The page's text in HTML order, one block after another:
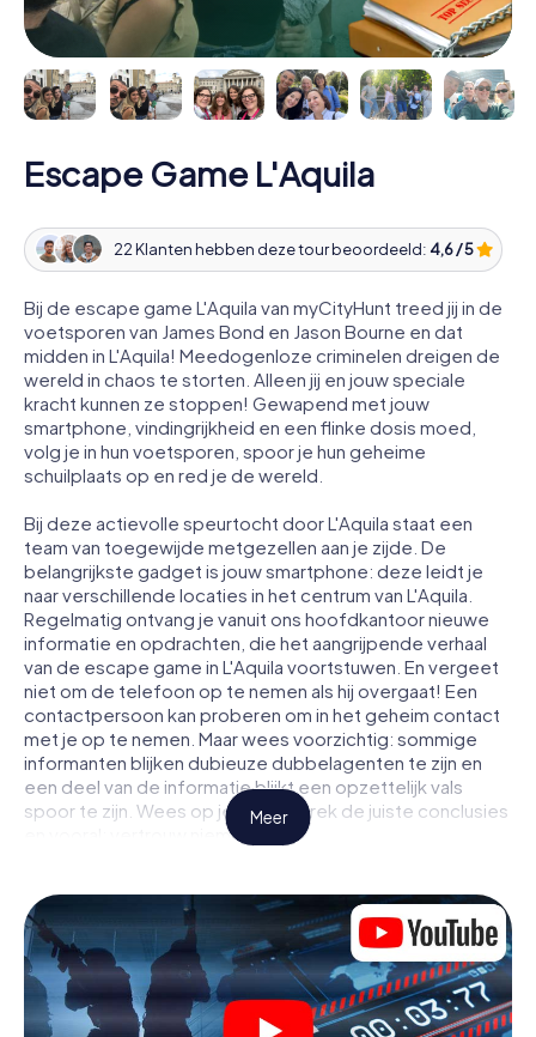
Escape Game L'Aquila
22 Klanten hebben deze tour beoordeeld: 4,6 / 5
Bij de escape game L'Aquila van myCityHunt treed jij in de
voetsporen van James Bond en Jason Bourne en dat
midden in L'Aquila! Meedogenloze criminelen dreigen de
wereld in chaos te storten. Alleen jij en jouw speciale
kracht kunnen ze stoppen! Gewapend met jouw
smartphone, vindingrijkheid en een flinke dosis moed,
volg je in hun voetsporen, spoor je hun geheime
schuilplaats op en red je de wereld.
Bij deze actievolle speurtocht door L'Aquila staat een
team van toegewijde metgezellen aan je zijde. De
belangrijkste gadget is jouw smartphone: deze leidt je
naar verschillende locaties in het centrum van L'Aquila.
Regelmatig ontvang je vanuit ons hoofdkantoor nieuwe
informatie en opdrachten, die het aangrijpende verhaal
van de escape game in L'Aquila voortstuwen. En vergeet
niet om de telefoon op te nemen als hij overgaat! Een
contactpersoon kan proberen om in het geheim contact
met je op te nemen. Maar wees voorzichtig: sommige
informanten blijken dubieuze dubbelagenten te zijn en
een deel van de informatie blijkt een opzettelijk vals
spoor te zijn. Wees op je hoede, trek de juiste conclusies
en vooral: vertrouw niemand!
niet opgesloten in een kamer waaruit je jezelf binnen een
bepaald tijdvenster moet bevrijden. Met deze
speurtocht met een smartphone wordt heel L'Aquila jouw
speelveld! De technische voorwaarden voor jouw
avontuur in L'Aquila zijn een smartphone en toegang tot
het mobiel internet. Met één klik krijg jij toegang tot onze
Meer